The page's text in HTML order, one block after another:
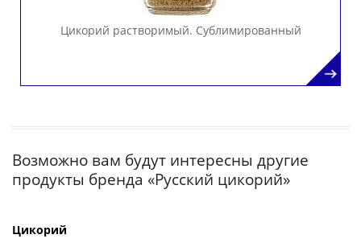
Цикорий растворимый. Сублимированный
Возможно вам будут интересны другие
продукты бренда «Русский цикорий»
Цикорий